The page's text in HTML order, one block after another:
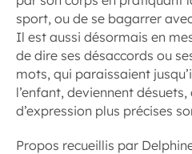
sport, ou de se bagarrer
Il est aussi désormais en
de dire ses désaccords ou
mots, qui paraissaient
l’enfant, deviennent
d’expression plus précises
Propos recueillis par